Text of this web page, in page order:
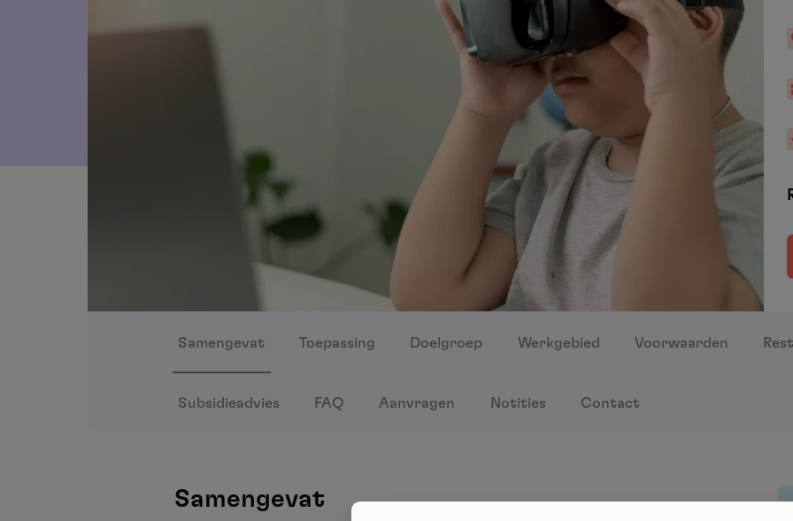
Samengevat Toepassing Doelgroep Werkgebied Voorwaarden
Subsidieadvies FAQ Aanvragen Notities Contact
Samengevat